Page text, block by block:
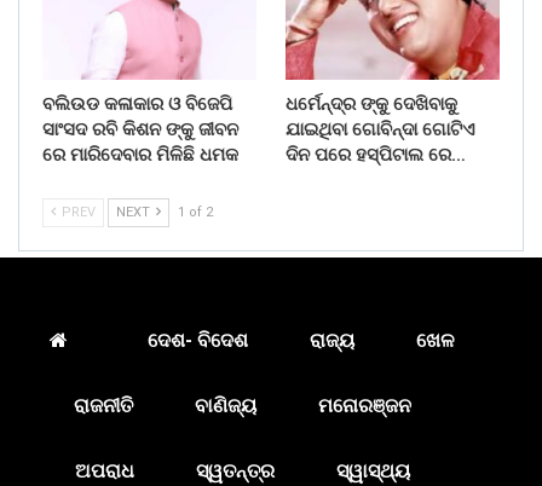
ବଲିଉଡ କଳାକାର ଓ ବିଜେପି
ସାଂସଦ ରବି କିଶନ ଙ୍କୁ ଜୀବନ
ରେ ମାରିଦେବାର ମିଳିଛି ଧମକ
ଧର୍ମେନ୍ଦ୍ର ଙ୍କୁ ଦେଖିବାକୁ
ଯାଇଥିବା ଗୋବିନ୍ଦା ଗୋଟିଏ
ଦିନ ପରେ ହସ୍ପିଟାଲ ରେ…
PREV NEXT 1 of 2
ଦେଶ- ବିଦେଶ ରାଜ୍ୟ ଖେଳ
ରାଜନୀତି ବାଣିଜ୍ୟ ମନୋରଞ୍ଜନ
ଅପରାଧ ସ୍ୱତନ୍ତ୍ର ସ୍ୱାସ୍ଥ୍ୟ